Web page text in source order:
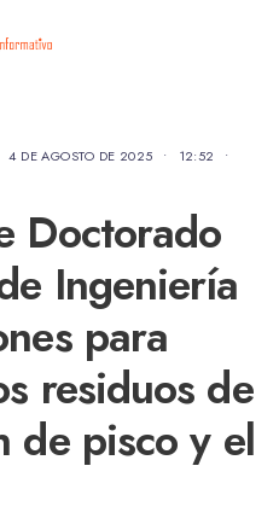
4 DE AGOSTO DE 2025 • 12:52
•
Doctorado
Ingeniería
para
residuos de
de pisco y el